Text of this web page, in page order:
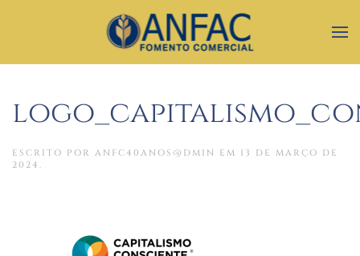
ESCRITO POR ANFC40ANOS@DMIN EM 13 DE MARÇO DE
2024 .